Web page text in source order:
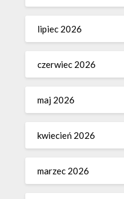
lipiec 2026
czerwiec 2026
maj 2026
kwiecień 2026
marzec 2026